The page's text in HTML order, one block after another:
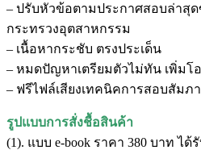
– ปรับหัวข้อตามประกาศสอบล่าสุ
กระทรวงอุตสาหกรรม
– เนื้อหากระชับ ตรงประเด็น
– หมดปัญหาเตรียมตัวไม่ทัน เพิ่มโ
– ฟรีไฟล์เสียงเทคนิคการสอบสัม
รูปแบบการสั่งชื้อสินค้า
(1). แบบ e-book ราคา 380 บาท ได้